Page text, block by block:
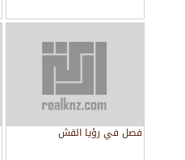
فصل في رؤيا القش